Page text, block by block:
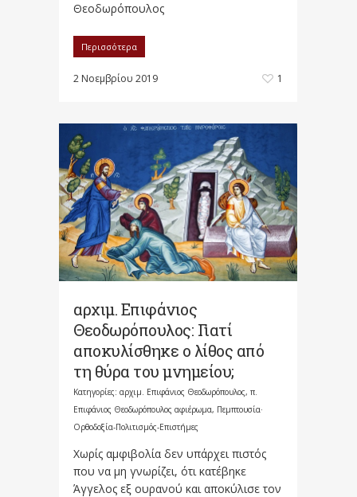
Θεοδωρόπουλος
Περισσότερα
2 Νοεμβρίου 2019 1
αρχιμ. Επιφάνιος
Θεοδωρόπουλος: Γιατί
αποκυλίσθηκε ο λίθος από
τη θύρα του μνημείου;
Κατηγορίες: αρχιμ. Επιφάνιος Θεοδωρόπουλος, π.
Επιφάνιος Θεοδωρόπουλος αφιέρωμα, Πεμπτουσία·
Ορθοδοξία-Πολιτισμός-Επιστήμες
Χωρίς αμφιβολία δεν υπάρχει πιστός
που να μη γνωρίζει, ότι κατέβηκε
Άγγελος εξ ουρανού και αποκύλισε τον